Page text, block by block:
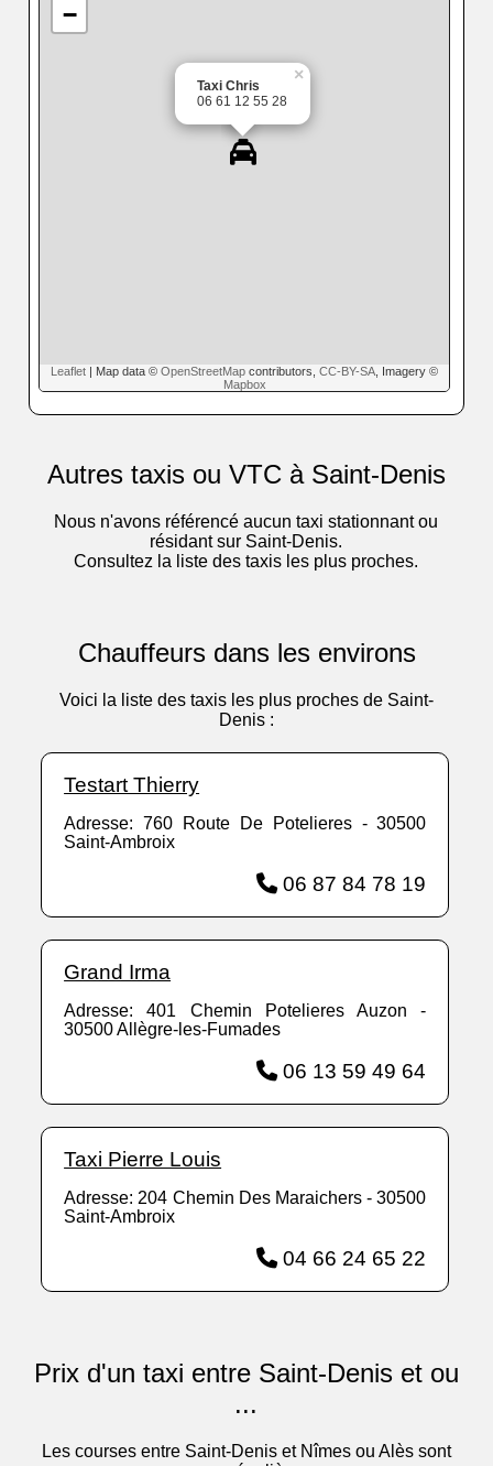
Taxi Chris
06 61 12 55 28
×
−
Leaflet | Map data © OpenStreetMap contributors, CC-BY-SA , Imagery ©
Mapbox
Autres taxis ou VTC à Saint-Denis
Nous n'avons référencé aucun taxi stationnant ou
résidant sur Saint-Denis.
Consultez la liste des taxis les plus proches.
Chauffeurs dans les environs
Voici la liste des taxis les plus proches de Saint-
Denis :
Testart Thierry
Adresse: 760 Route De Potelieres - 30500
Saint-Ambroix
06 87 84 78 19
Grand Irma
Adresse: 401 Chemin Potelieres Auzon -
30500 Allègre-les-Fumades
06 13 59 49 64
Taxi Pierre Louis
Adresse: 204 Chemin Des Maraichers - 30500
Saint-Ambroix
04 66 24 65 22
Prix d'un taxi entre Saint-Denis et ou
...
Les courses entre Saint-Denis et Nîmes ou Alès sont